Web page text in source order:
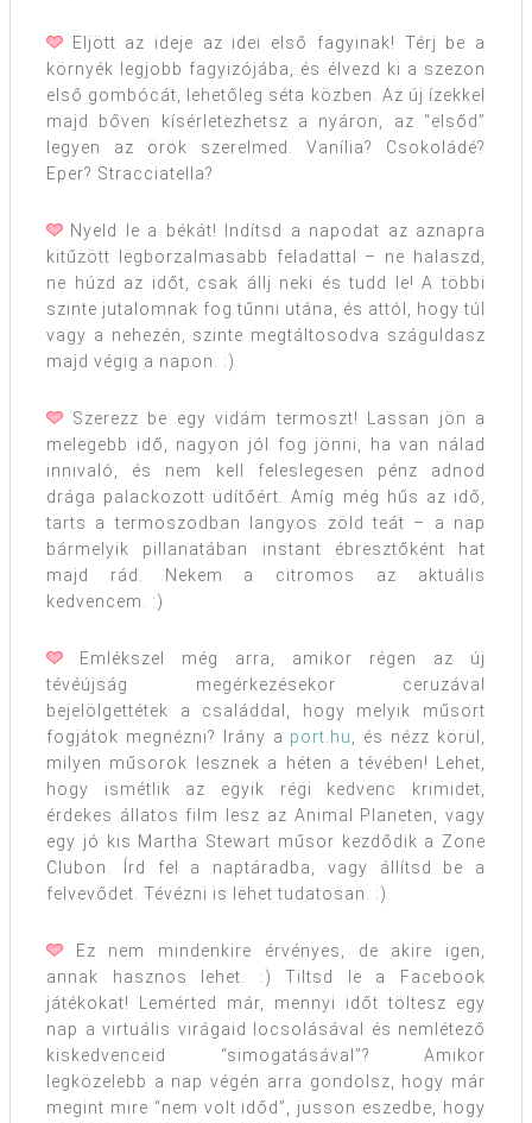
Eljött az ideje az idei első fagyinak! Térj be a
környék legjobb fagyizójába, és élvezd ki a szezon
első gombócát, lehetőleg séta közben. Az új ízekkel
majd bőven kísérletezhetsz a nyáron, az “elsőd”
legyen az örök szerelmed. Vanília? Csokoládé?
Eper? Stracciatella?
Nyeld le a békát! Indítsd a napodat az aznapra
kitűzött legborzalmasabb feladattal – ne halaszd,
ne húzd az időt, csak állj neki és tudd le! A többi
szinte jutalomnak fog tűnni utána, és attól, hogy túl
vagy a nehezén, szinte megtáltosodva száguldasz
majd végig a napon. :)
Szerezz be egy vidám termoszt! Lassan jön a
melegebb idő, nagyon jól fog jönni, ha van nálad
innivaló, és nem kell feleslegesen pénz adnod
drága palackozott üdítőért. Amíg még hűs az idő,
tarts a termoszodban langyos zöld teát – a nap
bármelyik pillanatában instant ébresztőként hat
majd rád. Nekem a citromos az aktuális
kedvencem. :)
Emlékszel még arra, amikor régen az új
tévéújság megérkezésekor ceruzával
bejelölgettétek a családdal, hogy melyik műsort
fogjátok megnézni? Irány a port.hu
, és nézz körül,
milyen műsorok lesznek a héten a tévében! Lehet,
hogy ismétlik az egyik régi kedvenc krimidet,
érdekes állatos film lesz az Animal Planeten, vagy
egy jó kis Martha Stewart műsor kezdődik a Zone
Clubon. Írd fel a naptáradba, vagy állítsd be a
felvevődet. Tévézni is lehet tudatosan. :)
Ez nem mindenkire érvényes, de akire igen,
annak hasznos lehet. :) Tiltsd le a Facebook
játékokat! Lemérted már, mennyi időt töltesz egy
nap a virtuális virágaid locsolásával és nemlétező
kiskedvenceid “simogatásával”? Amikor
legközelebb a nap végén arra gondolsz, hogy már
megint mire “nem volt időd”, jusson eszedbe, hogy